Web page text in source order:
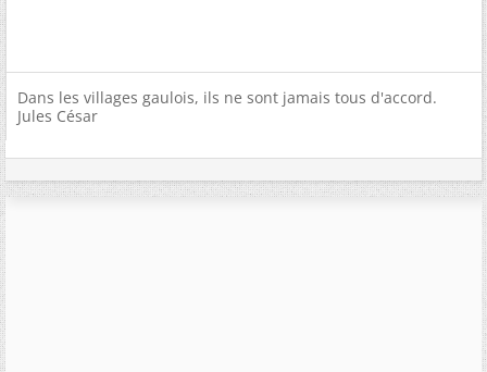
Dans les villages gaulois, ils ne sont jamais tous d'accord.
Jules César